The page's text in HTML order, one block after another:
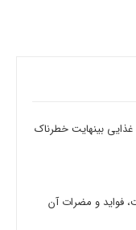
از حد این 8 ماده غذایی بینهایت خطرناک
فواید و مضرات آن